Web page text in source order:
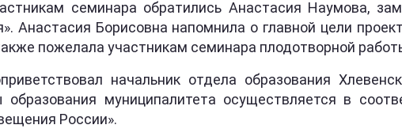
семинара обратились Анастасия Наумова,
Анастасия Борисовна напомнила о главной цели
пожелала участникам семинара плодотворной
начальник отдела образования
муниципалитета осуществляется в
России».